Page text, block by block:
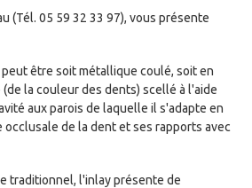
(Tél. 05 59 32 33 97), vous présente
être soit métallique coulé, soit en
la couleur des dents) scellé à l'aide
aux parois de laquelle il s'adapte en
de la dent et ses rapports avec
traditionnel, l'inlay présente de